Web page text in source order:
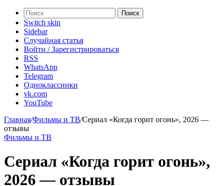
Поиск
Switch skin
Sidebar
Случайная статья
Войти / Зарегистрироваться
RSS
WhatsApp
Telegram
Одноклассники
vk.com
YouTube
Главная/Фильмы и ТВ/Сериал «Когда горит огонь», 2026 —
отзывы
Фильмы и ТВ
Сериал «Когда горит огонь»,
2026 — отзывы